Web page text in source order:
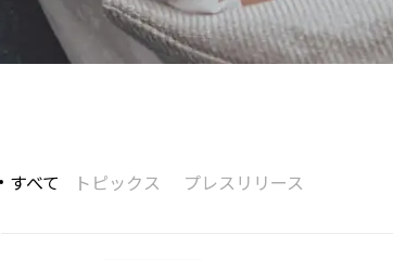
すべて トピックス プレスリリース